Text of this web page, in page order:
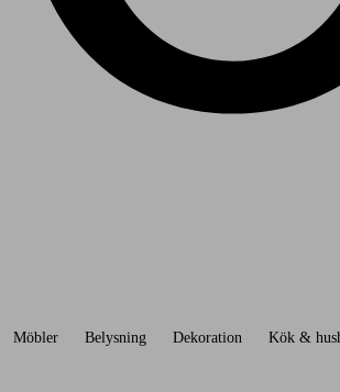
Möbler Belysning Dekoration Kök &